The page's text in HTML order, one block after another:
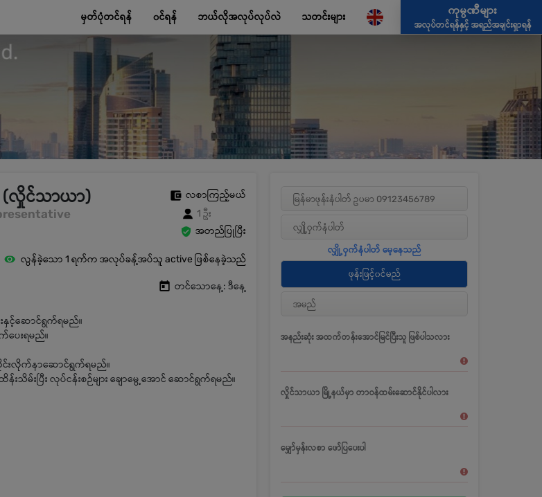
မှတ်ပုံတင်ရန် ၀င်ရန် ဘယ်လိုအလုပ်လုပ်လဲ သတင်းများ
ကုမ္ပဏီများ
အလုပ်တင်ရန်နှင့် အရည်အချင်းရှာရန်
(လှိုင်သာယာ)
လစာကြည့်မယ်
1 ဦး
အတည်ပြုပြီး
လွန်ခဲ့သော 1 ရက်က အလုပ်ခန့်အပ်သူ active ဖြစ်နေခဲ့သည်
တင်သောနေ့: ဒီနေ့
းနှင့်ဆောင်ရွက်ရမည်။
က်ပေးရမည်။
တိုင်းလိုက်နာဆောင်ရွက်ရမည်။
န်းသိမ်းပြီး လုပ်ငန်းစဉ်များ ချောမွေ့အောင် ဆောင်ရွက်ရမည်။
အနည်းဆုံး အထက်တန်းအောင်မြင်ပြီးသူ ဖြစ်ပါသလား
လှိုင်သာယာ မြို့နယ်မှာ တာဝန်ထမ်းဆောင်နိုင်ပါလား
မျှော်မှန်းလစာ ဖော်ပြပေးပါ